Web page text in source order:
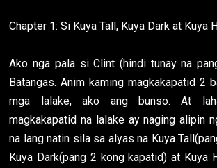
Chapter 1: Si Kuya Tall, Kuya Dark at Kuya
Ako nga pala si Clint (hindi tunay na
Batangas. Anim kaming magkakapatid 2
mga lalake, ako ang bunso. At
magkakapatid na lalake ay naging alipin
na lang natin sila sa alyas na Kuya
Kuya Dark(pang 2 kong kapatid) at Kuya